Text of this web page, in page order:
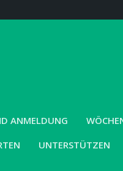
ANMELDUNG
UNTERSTÜTZEN